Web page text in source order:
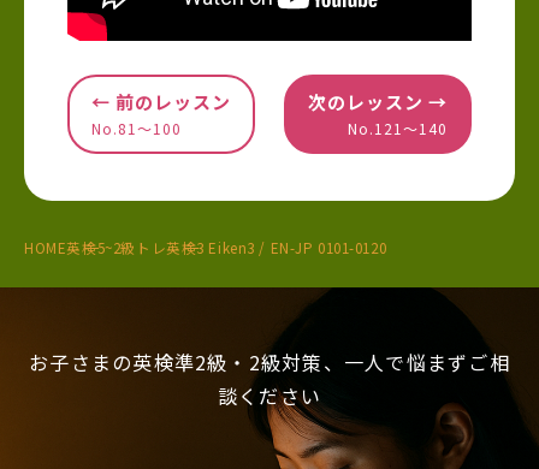
← 前のレッスン
No.81〜100
次のレッスン →
No.121〜140
HOME英検5~2級トレ英検3 Eiken3 / EN-JP 0101-0120
お子さまの英検準2級・2級対策、一人で悩まずご相
談ください